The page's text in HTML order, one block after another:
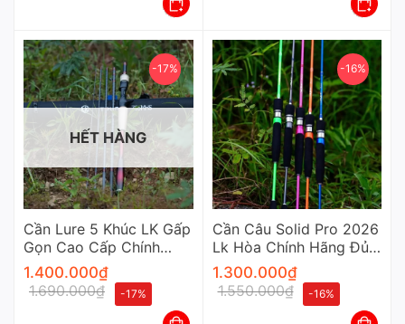
-17%
HẾT HÀNG
Cần Lure 5 Khúc LK Gấp
Gọn Cao Cấp Chính
Hãng
1.400.000₫
1.690.000₫ -17%
-16%
Cần Câu Solid Pro 2026
Lk Hòa Chính Hãng Đủ
Màu Cao Cấp
1.300.000₫
1.550.000₫ -16%